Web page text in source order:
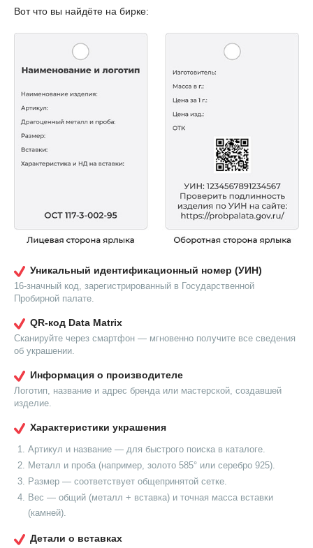
Вот что вы найдёте на бирке:
Уникальный идентификационный номер (УИН)
16-значный код, зарегистрированный в Государственной
Пробирной палате.
QR-код Data Matrix
Сканируйте через смартфон — мгновенно получите все сведения
об украшении.
Информация о производителе
Логотип, название и адрес бренда или мастерской, создавшей
изделие.
Характеристики украшения
Артикул и название — для быстрого поиска в каталоге.
Металл и проба (например, золото 585° или серебро 925).
Размер — соответствует общепринятой сетке.
Вес — общий (металл + вставка) и точная масса вставки
(камней).
Детали о вставках